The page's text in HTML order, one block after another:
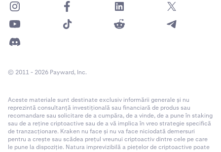
© 2011 - 2026 Payward, Inc.
Aceste materiale sunt destinate exclusiv informării generale și nu
reprezintă consultanță investițională sau financiară de produs sau
recomandare sau solicitare de a cumpăra, de a vinde, de a pune în staking
sau de a reține criptoactive sau de a vă implica în vreo strategie specifică
de tranzacționare. Kraken nu face și nu va face niciodată demersuri
pentru a crește sau scădea prețul vreunui criptoactiv dintre cele pe care
le pune la dispoziție. Natura imprevizibilă a piețelor de criptoactive poate